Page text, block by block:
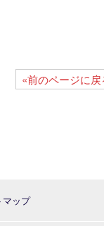
«前のページに戻
マップ